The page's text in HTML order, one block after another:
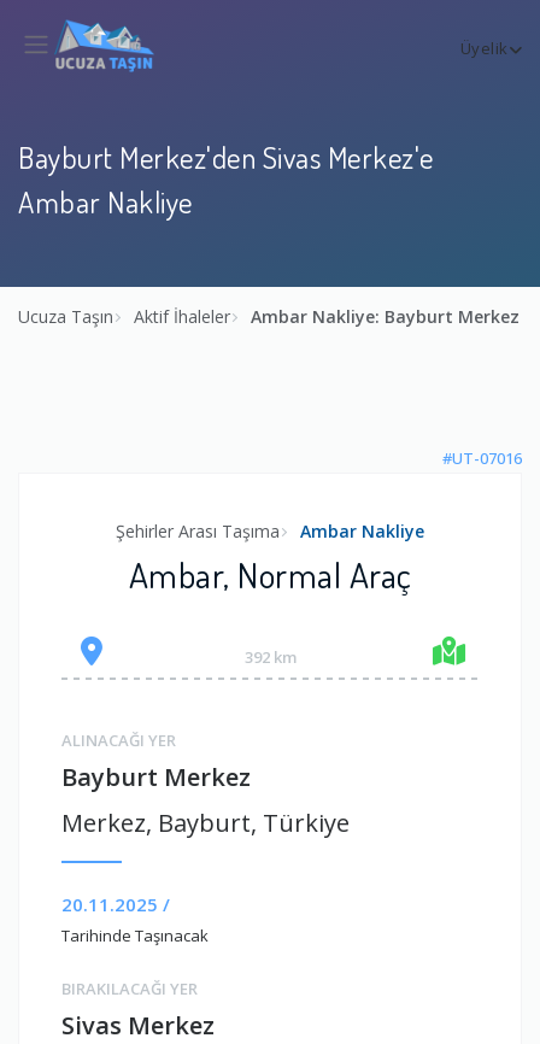
Üyelik
Bayburt Merkez'den Sivas Merkez'e
Ambar Nakliye
Ucuza Taşın Aktif İhaleler Ambar Nakliye: Bayburt Merkez
#UT-07016
Şehirler Arası Taşıma Ambar Nakliye
Ambar, Normal Araç
392 km
ALINACAĞI YER
Bayburt Merkez
Merkez, Bayburt, Türkiye
20.11.2025 /
Tarihinde Taşınacak
BIRAKILACAĞI YER
Sivas Merkez